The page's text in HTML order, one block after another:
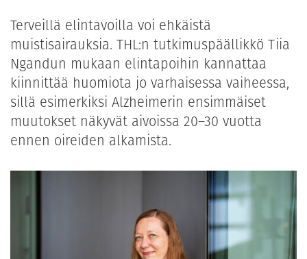
Terveillä elintavoilla voi ehkäistä
muistisairauksia. THL:n tutkimuspäällikkö Tiia
Ngandun mukaan elintapoihin kannattaa
kiinnittää huomiota jo varhaisessa vaiheessa,
sillä esimerkiksi Alzheimerin ensimmäiset
muutokset näkyvät aivoissa 20–30 vuotta
ennen oireiden alkamista.